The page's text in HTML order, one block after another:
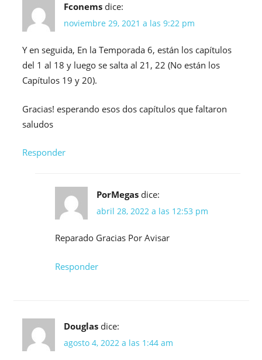
Fconems dice:
noviembre 29, 2021 a las 9:22 pm
Y en seguida, En la Temporada 6, están los capítulos
del 1 al 18 y luego se salta al 21, 22 (No están los
Capítulos 19 y 20).
Gracias! esperando esos dos capítulos que faltaron
saludos
Responder
PorMegas dice:
abril 28, 2022 a las 12:53 pm
Reparado Gracias Por Avisar
Responder
Douglas dice:
agosto 4, 2022 a las 1:44 am